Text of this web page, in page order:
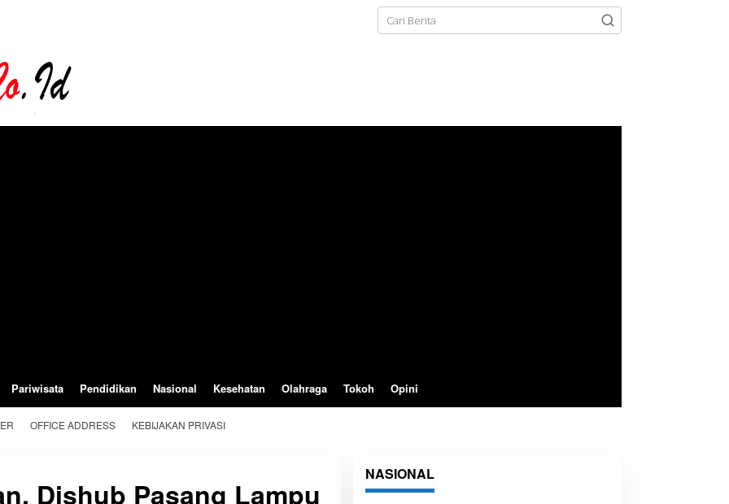
Pariwisata Pendidikan Nasional Kesehatan Olahraga Tokoh Opini
OFFICE ADDRESS KEBIJAKAN PRIVASI
Dishub Pasang Lampu
NASIONAL